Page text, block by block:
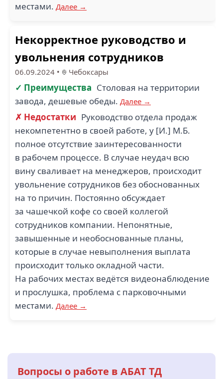
местами. Далее →
Некорректное руководство и
увольнения сотрудников
06.09.2024 • Чебоксары
✓ Преимущества Столовая на территории
завода, дешевые обеды. Далее →
✗ Недостатки Руководство отдела продаж
некомпетентно в своей работе, у [И.] М.Б.
полное отсутствие заинтересованности
в рабочем процессе. В случае неудач всю
вину сваливает на менеджеров, происходит
увольнение сотрудников без обоснованных
на то причин. Постоянно обсуждает
за чашечкой кофе со своей коллегой
сотрудников компании. Непонятные,
завышенные и необоснованные планы,
которые в случае невыполнения выплата
происходит только окладной части.
На рабочих местах ведётся видеонаблюдение
и прослушка, проблема с парковочными
местами. Далее →
Вопросы о работе в АБАТ ТД